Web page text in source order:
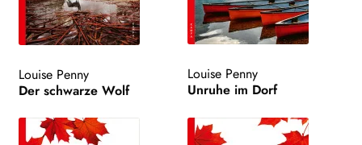
Louise Penny
Der schwarze Wolf
Louise Penny
Unruhe im Dorf